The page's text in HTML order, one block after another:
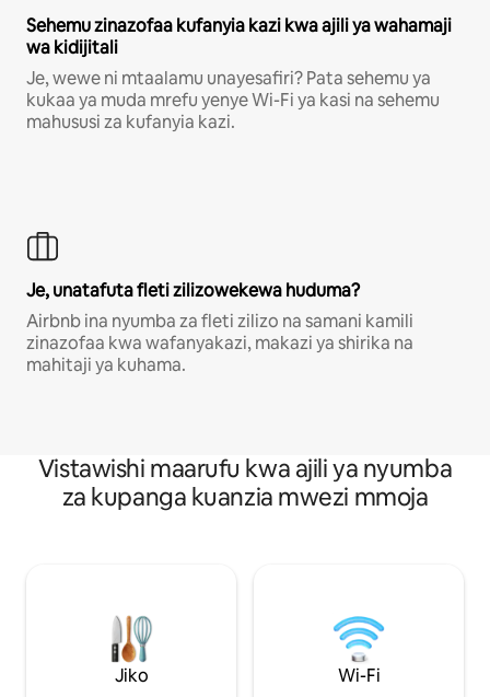
Sehemu zinazofaa kufanyia kazi kwa ajili ya wahamaji
wa kidijitali
Je, wewe ni mtaalamu unayesafiri? Pata sehemu ya
kukaa ya muda mrefu yenye Wi-Fi ya kasi na sehemu
mahususi za kufanyia kazi.
Je, unatafuta fleti zilizowekewa huduma?
Airbnb ina nyumba za fleti zilizo na samani kamili
zinazofaa kwa wafanyakazi, makazi ya shirika na
mahitaji ya kuhama.
Vistawishi maarufu kwa ajili ya nyumba
za kupanga kuanzia mwezi mmoja
Jiko Wi-Fi